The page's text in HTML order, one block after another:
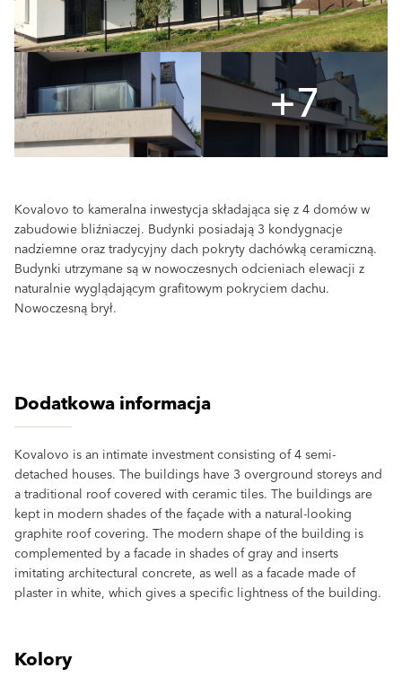
+7
Kovalovo to kameralna inwestycja składająca się z 4 domów w
zabudowie bliźniaczej. Budynki posiadają 3 kondygnacje
nadziemne oraz tradycyjny dach pokryty dachówką ceramiczną.
Budynki utrzymane są w nowoczesnych odcieniach elewacji z
naturalnie wyglądającym grafitowym pokryciem dachu.
Nowoczesną brył.
Dodatkowa informacja
Kovalovo is an intimate investment consisting of 4 semi-
detached houses. The buildings have 3 overground storeys and
a traditional roof covered with ceramic tiles. The buildings are
kept in modern shades of the façade with a natural-looking
graphite roof covering. The modern shape of the building is
complemented by a facade in shades of gray and inserts
imitating architectural concrete, as well as a facade made of
plaster in white, which gives a specific lightness of the building.
Kolory